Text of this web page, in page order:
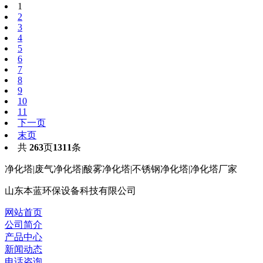
1
2
3
4
5
6
7
8
9
10
11
下一页
末页
共 263页1311条
净化塔|废气净化塔|酸雾净化塔|不锈钢净化塔|净化塔厂家
山东本蓝环保设备科技有限公司
网站首页
公司简介
产品中心
新闻动态